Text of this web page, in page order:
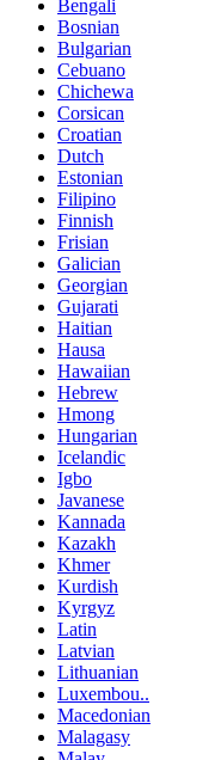
Bengali
Bosnian
Bulgarian
Cebuano
Chichewa
Corsican
Croatian
Dutch
Estonian
Filipino
Finnish
Frisian
Galician
Georgian
Gujarati
Haitian
Hausa
Hawaiian
Hebrew
Hmong
Hungarian
Icelandic
Igbo
Javanese
Kannada
Kazakh
Khmer
Kurdish
Kyrgyz
Latin
Latvian
Lithuanian
Luxembou..
Macedonian
Malagasy